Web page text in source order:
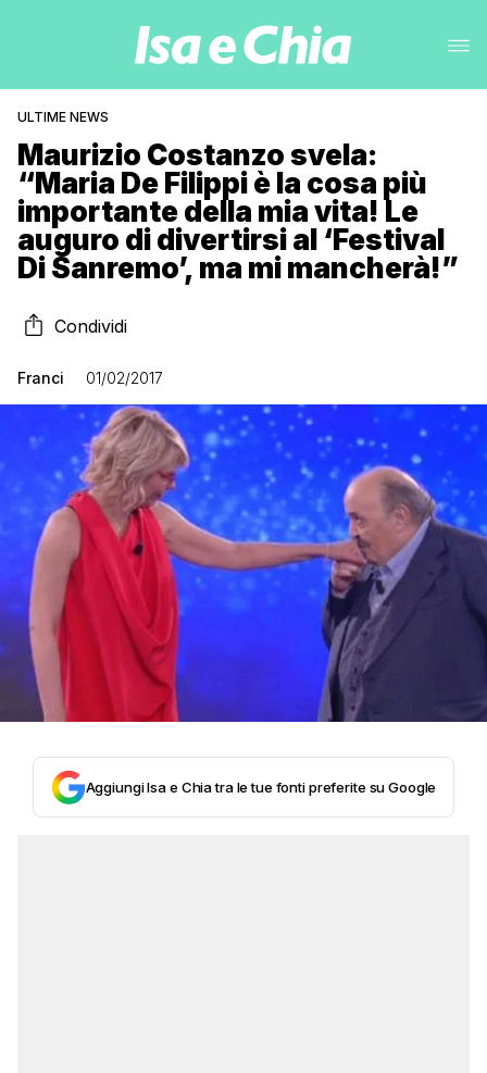
ULTIME NEWS
Maurizio Costanzo svela:
“Maria De Filippi è la cosa più
importante della mia vita! Le
auguro di divertirsi al ‘Festival
Di Sanremo’, ma mi mancherà!”
Condividi
Franci 01/02/2017
Aggiungi Isa e Chia tra le tue fonti preferite su Google